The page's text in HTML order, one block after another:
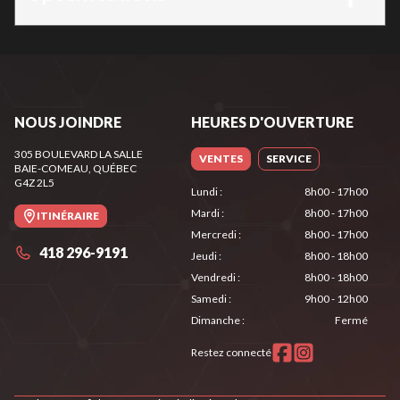
NOUS JOINDRE
305 BOULEVARD LA SALLE
BAIE-COMEAU, QUÉBEC
G4Z 2L5
ITINÉRAIRE
418 296-9191
HEURES D'OUVERTURE
VENTES SERVICE
Lundi:
8h00 - 17h00
Mardi:
8h00 - 17h00
Mercredi:
8h00 - 17h00
Jeudi:
8h00 - 18h00
Vendredi:
8h00 - 18h00
Samedi:
9h00 - 12h00
Dimanche: Fermé
Restez connecté